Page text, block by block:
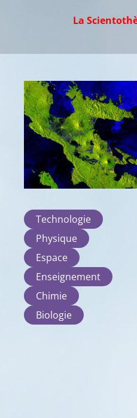
La
Technologie
Physique
Espace
Enseignement
Chimie
Biologie